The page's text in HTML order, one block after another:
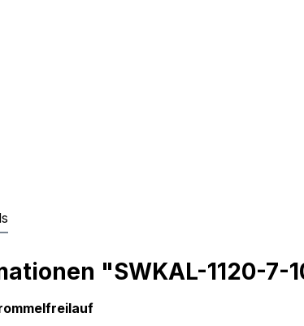
"SWKAL-1120-